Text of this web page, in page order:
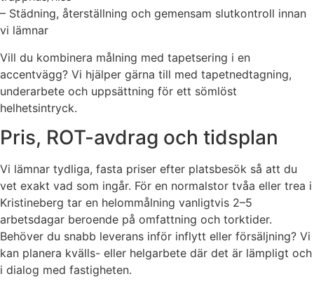
– Städning, återställning och gemensam slutkontroll innan
vi lämnar
Vill du kombinera målning med tapetsering i en
accentvägg? Vi hjälper gärna till med tapetnedtagning,
underarbete och uppsättning för ett sömlöst
helhetsintryck.
Pris, ROT-avdrag och tidsplan
Vi lämnar tydliga, fasta priser efter platsbesök så att du
vet exakt vad som ingår. För en normalstor tvåa eller trea i
Kristineberg tar en helommålning vanligtvis 2–5
arbetsdagar beroende på omfattning och torktider.
Behöver du snabb leverans inför inflytt eller försäljning? Vi
kan planera kvälls- eller helgarbete där det är lämpligt och
i dialog med fastigheten.